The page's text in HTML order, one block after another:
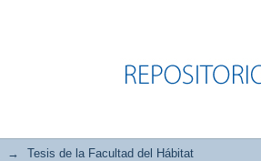
→ Tesis de la Facultad del Hábitat